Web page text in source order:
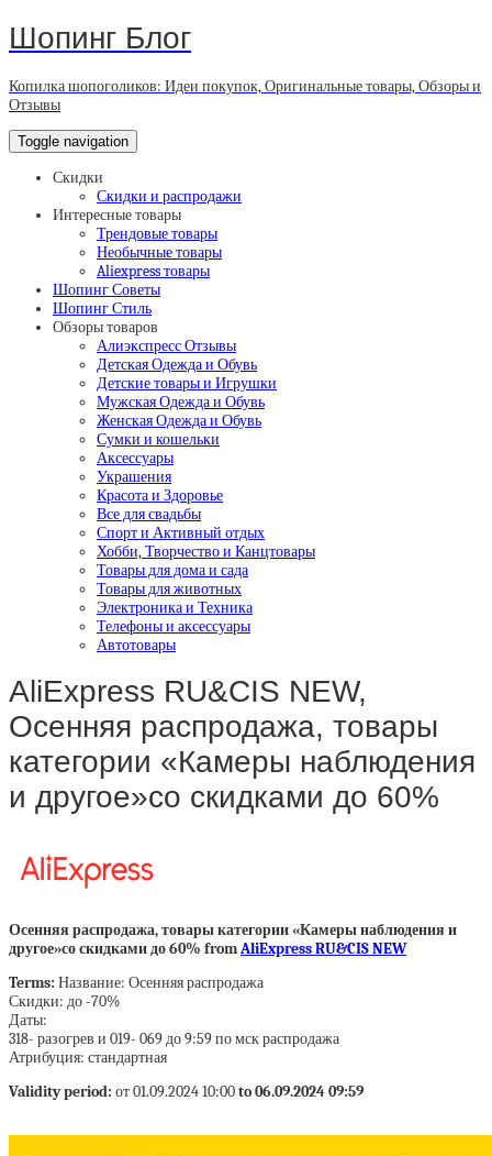
Шопинг Блог
Копилка шопоголиков: Идеи покупок, Оригинальные товары, Обзоры и
Отзывы
Toggle navigation
Скидки
Скидки и распродажи
Интересные товары
Трендовые товары
Необычные товары
Aliexpress товары
Шопинг Советы
Шопинг Стиль
Обзоры товаров
Алиэкспресс Отзывы
Детская Одежда и Обувь
Детские товары и Игрушки
Мужская Одежда и Обувь
Женская Одежда и Обувь
Сумки и кошельки
Аксессуары
Украшения
Красота и Здоровье
Все для свадьбы
Спорт и Активный отдых
Хобби, Творчество и Канцтовары
Товары для дома и сада
Товары для животных
Электроника и Техника
Телефоны и аксессуары
Автотовары
AliExpress RU&CIS NEW,
Осенняя распродажа, товары
категории «Камеры наблюдения
и другое»со скидками до 60%
Осенняя распродажа, товары категории «Камеры наблюдения и
другое»со скидками до 60% fromAliExpress RU&CIS NEW
Terms: Название: Осенняя распродажа
Скидки: до -70%
Даты:
318- разогрев и 019- 069 до 9:59 по мск распродажа
Атрибуция: стандартная
Validity period: от 01.09.2024 10:00to 06.09.2024 09:59